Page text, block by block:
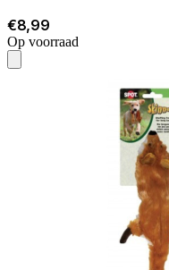
€8,99
Op voorraad